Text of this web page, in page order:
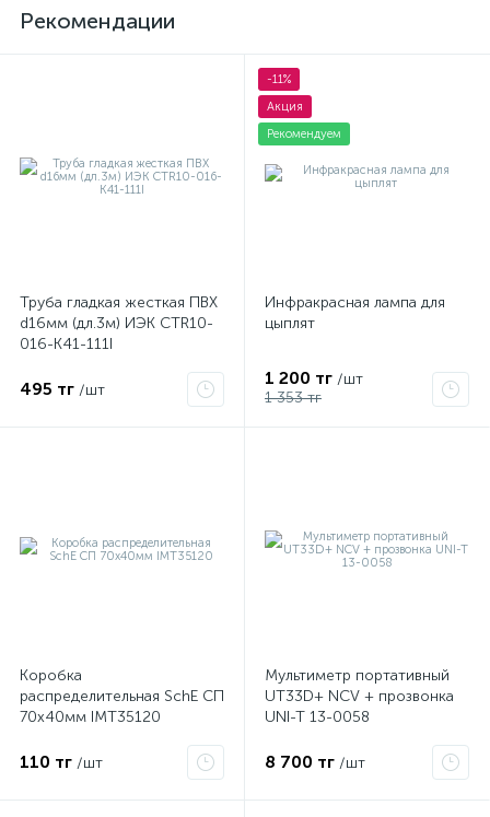
Рекомендации
Труба гладкая жесткая ПВХ
d16мм (дл.3м) ИЭК CTR10-
016-K41-111I
495 тг /шт
-11%
Акция
Рекомендуем
Инфракрасная лампа для
цыплят
1 200 тг /шт
1 353 тг
Коробка
распределительная SchE СП
70х40мм IMT35120
110 тг /шт
Мультиметр портативный
UT33D+ NCV + прозвонка
UNI-T 13-0058
8 700 тг /шт